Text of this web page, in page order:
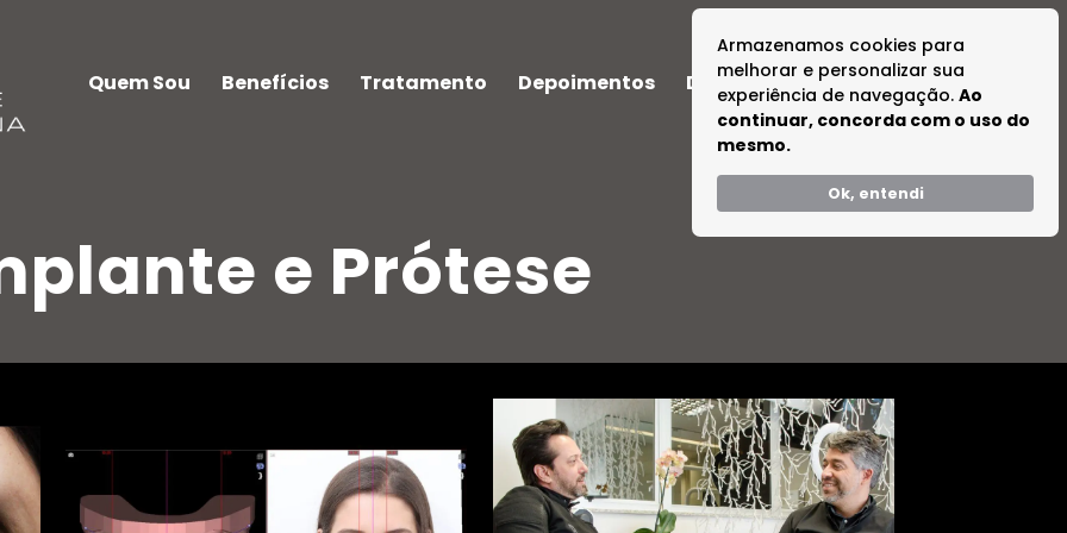
Armazenamos cookies para
melhorar e personalizar sua
experiência de navegação. Ao
continuar, concorda com o uso do
mesmo.
Ok, entendi
Quem Sou Benefícios Tratamento Depoimentos Dúvidas Tire suas Dúvidas
e Prótese